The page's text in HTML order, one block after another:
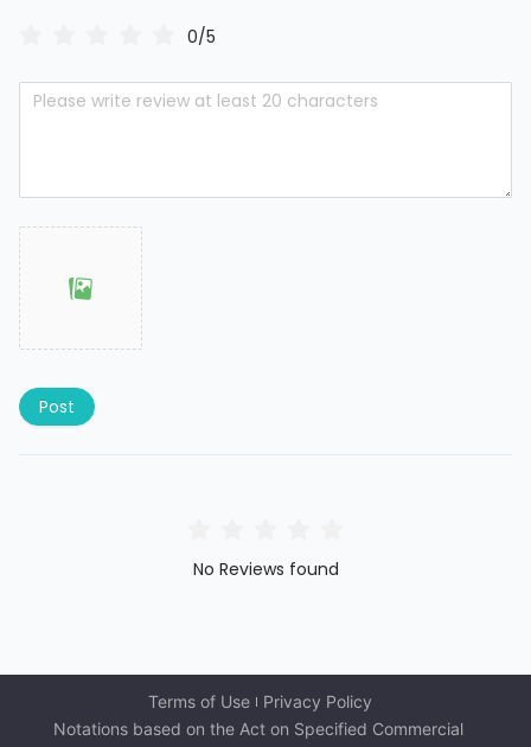
0/5
Post
No Reviews found
Terms of Use
Privacy Policy
Notations based on the Act on Specified Commercial